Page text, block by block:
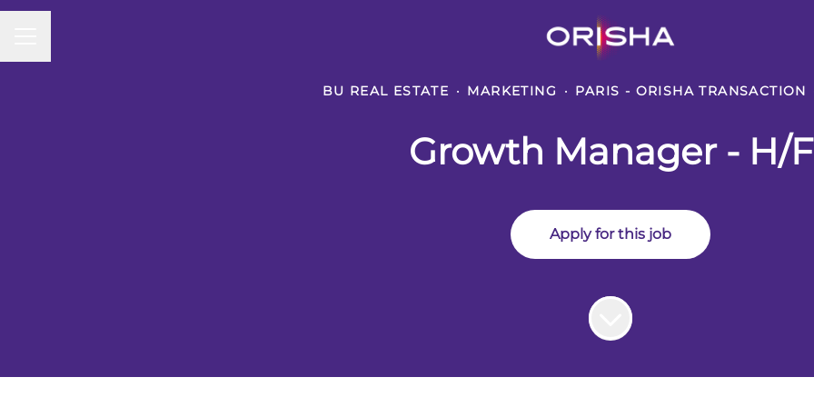
BU REAL ESTATE · MARKETING · PARIS - ORISHA TRANSACTION
Growth Manager - H/F
Apply for this job